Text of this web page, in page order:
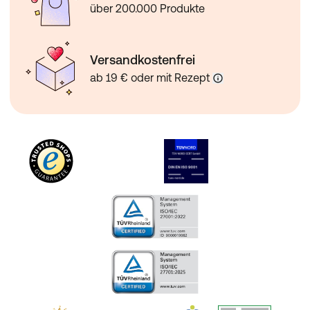
über 200.000 Produkte
Versandkostenfrei
ab 19 € oder mit Rezept